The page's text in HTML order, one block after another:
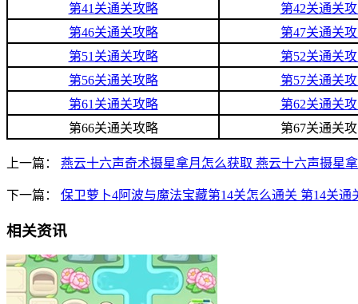
第41关通关攻略
第42关通关
第46关通关攻略
第47关通关
第51关通关攻略
第52关通关
第56关通关攻略
第57关通关
第61关通关攻略
第62关通关
第66关通关攻略
第67关通关
上一篇： 燕云十六声奇术摄星拿月怎么获取 燕云十六声摄星
下一篇： 保卫萝卜4阿波与魔法宝藏第14关怎么通关 第14关通
相关资讯